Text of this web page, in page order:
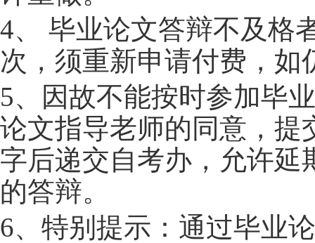
4、 毕业论文答辩不及格
次，须重新申请付费，
5、因故不能按时参加毕
论文指导老师的同意，提
字后递交自考办，允许延
的答辩。
6、特别提示：通过毕业